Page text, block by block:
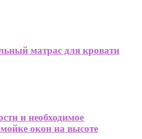
матрас для кровати
и необходимое
окон на высоте